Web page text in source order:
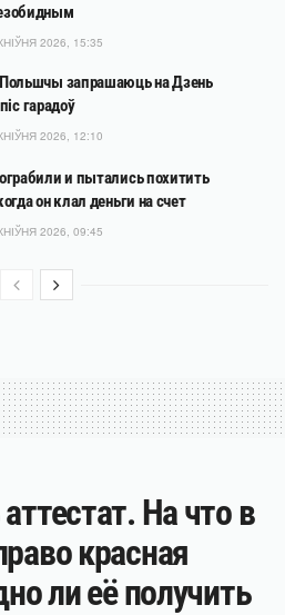
2026, 15:35
запрашаюць на Дзень
гарадоў
2026, 12:10
и пытались похитить
он клал деньги на счет
2026, 09:45
На что в
красная
ли её получить